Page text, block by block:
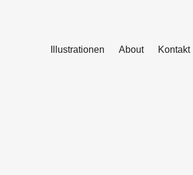
Illustrationen About Kontakt